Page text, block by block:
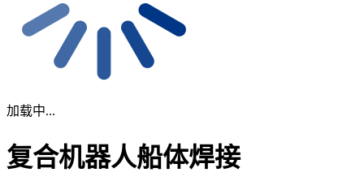
加载中...
复合机器人船体焊接